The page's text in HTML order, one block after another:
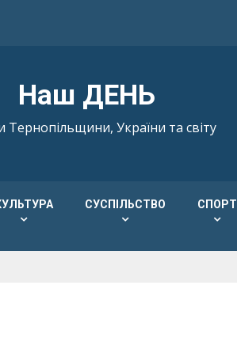
Наш ДЕНЬ
Тернопільщини, України та світу
СУСПІЛЬСТВО СПОРТ